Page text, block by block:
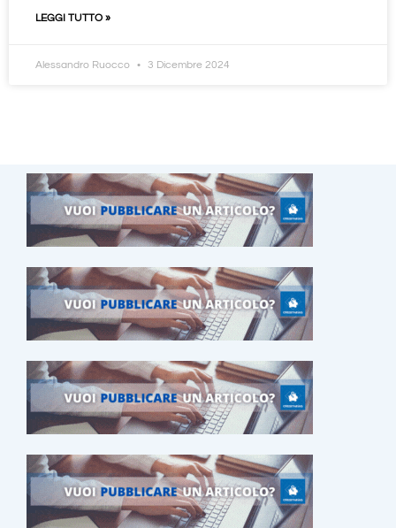
LEGGI TUTTO »
Alessandro Ruocco 3 Dicembre 2024